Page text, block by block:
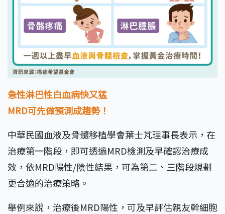
急性淋巴性白血病快又猛
MRD可先做預測成趨勢！
中華民國血液及骨髓移植學會葉士芃理事長表示，在
治療第一階段，即可透過MRD檢測及早確認治療成
效，依MRD陽性/陰性結果，可為第二、三階段規劃
更合適的治療策略。
舉例來說，治療後MRD陽性，可及早評估親友幹細胞